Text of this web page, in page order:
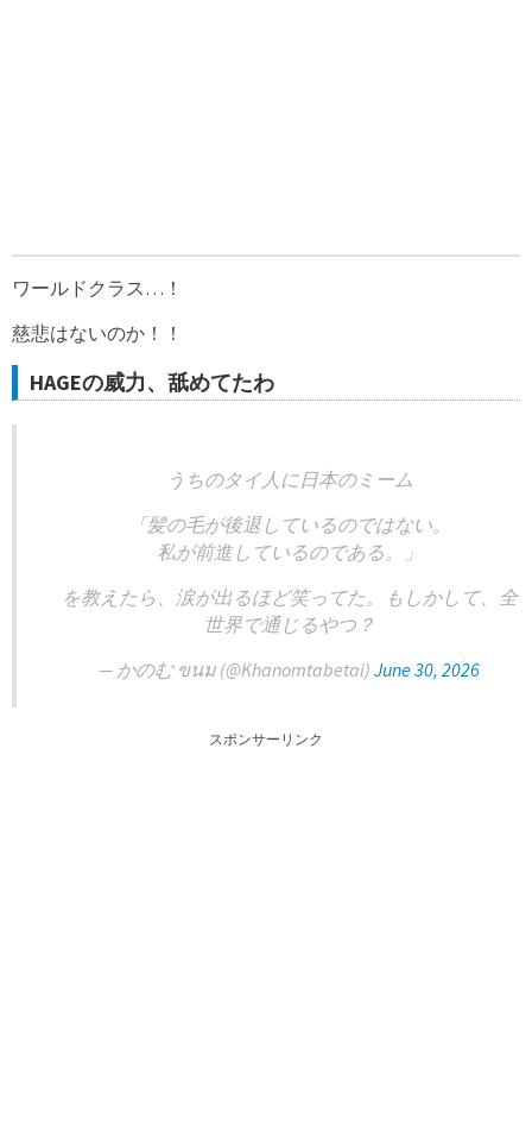
ワールドクラス…！
慈悲はないのか！！
HAGEの威力、舐めてたわ
うちのタイ人に日本のミーム
「髪の毛が後退しているのではない。
私が前進しているのである。」
を教えたら、涙が出るほど笑ってた。もしかして、全
世界で通じるやつ？
— かのむ ขนม (@Khanomtabetai) June 30, 2026
スポンサーリンク